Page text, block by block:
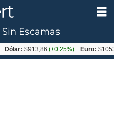
Sin Escamas
$913,86(+0.25%) Euro: $1053,08(-